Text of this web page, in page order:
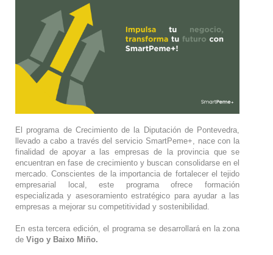
El programa de Crecimiento de la Diputación de Pontevedra,
llevado a cabo a través del servicio SmartPeme+, nace con la
finalidad de apoyar a las empresas de la provincia que se
encuentran en fase de crecimiento y buscan consolidarse en el
mercado. Conscientes de la importancia de fortalecer el tejido
empresarial local, este programa ofrece formación
especializada y asesoramiento estratégico para ayudar a las
empresas a mejorar su competitividad y sostenibilidad.
En esta tercera edición, el programa se desarrollará en la zona
de Vigo y Baixo Miño.